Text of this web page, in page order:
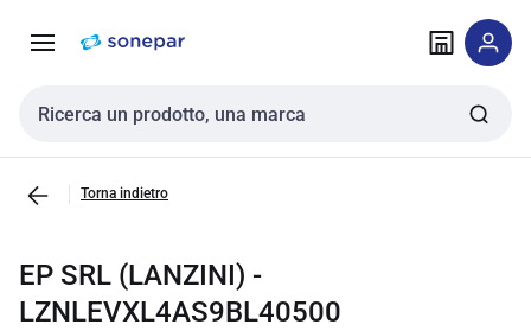
navigazione alla
Cerca input
Torna indietro
EP SRL (LANZINI) -
LZNLEVXL4AS9BL40500